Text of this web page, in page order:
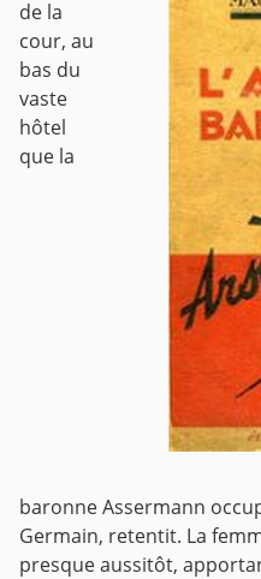
de la
cour, au
bas du
vaste
hôtel
que la
baronne Assermann
Germain, retentit. La
presque aussitôt,